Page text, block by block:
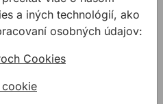
a iných technológií, ako
osobných údajov:
Cookies